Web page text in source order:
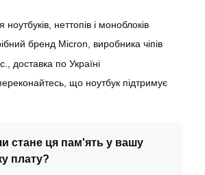
неттопів і моноблоків
бренд Micron, виробника чіпів
доставка по Україні
що ноутбук підтримує
стане ця пам'ять у вашу
плату?